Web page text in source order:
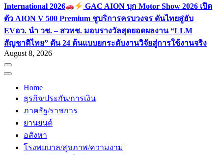
International 2026
GAC AION บุก Motor Show 2026 เปิด
ตัว AION V 500 Premium ชูบริการครบวงจร ดันไทยสู่ฮับ
EVอว. นำ วช. – สวทช. มอบรางวัลสุดยอดผลงาน “LLM
สัญชาติไทย” ดัน 24 ต้นแบบยกระดับงานวิจัยสู่การใช้งานจริง
August 8, 2026
Home
ธุรกิจ/ประกัน/การเงิน
ภาครัฐ/ราชการ
ยานยนต์
อสังหา
โรงพยบาล/สุขภาพ/ความงาม